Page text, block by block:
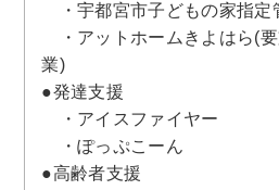
・宇都宮市子どもの家指定
・アットホームきよはら(
業)
●発達支援
・アイスファイヤー
・ぽっぷこーん
●高齢者支援